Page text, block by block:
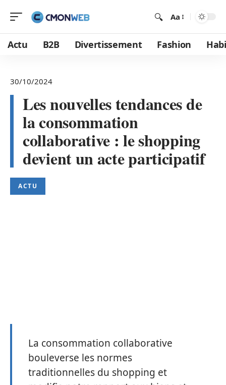
Aa
Actu B2B Divertissement Fashion
30/10/2024
Les nouvelles tendances de
la consommation
collaborative : le shopping
devient un acte participatif
ACTU
La consommation collaborative
bouleverse les normes
traditionnelles du shopping et